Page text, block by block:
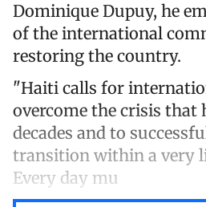
Dominique Dupuy, he
of the international
restoring the country.
"Haiti calls for
overcome the crisis that
decades and to
transition within a very
Every day mu